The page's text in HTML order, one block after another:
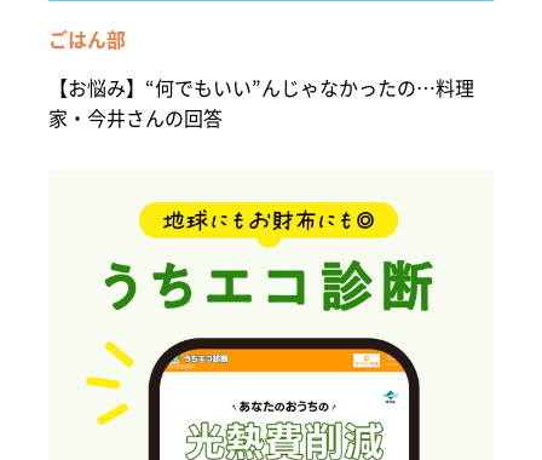
ごはん部
【お悩み】“何でもいい”んじゃなかったの…料理
家・今井さんの回答